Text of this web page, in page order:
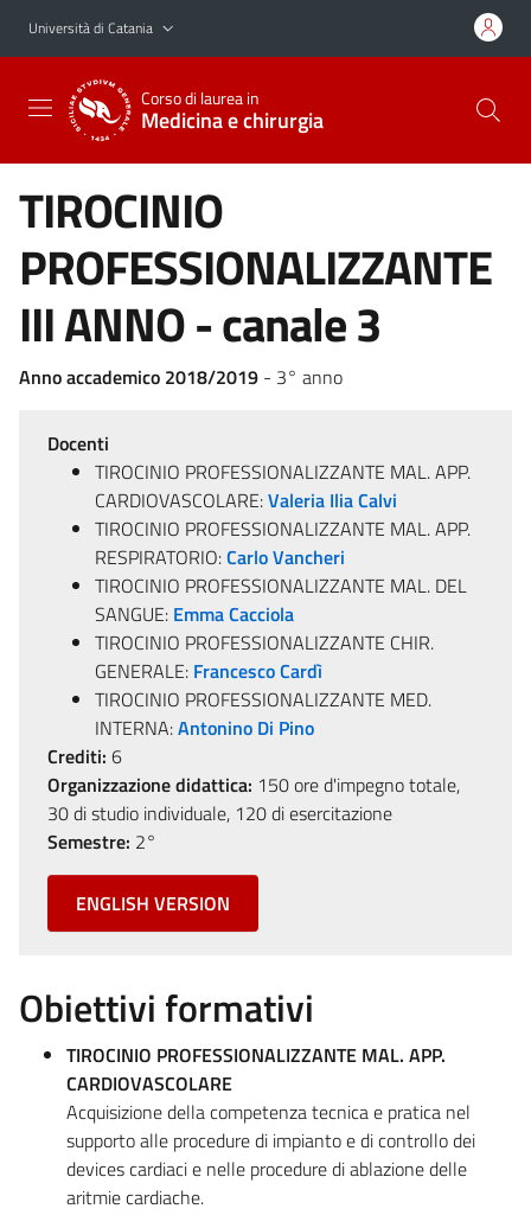
Vai al contenuto principale
Vai al menu di navigazione
Università di Catania
Corso di laurea in
Medicina e chirurgia
TIROCINIO
PROFESSIONALIZZANTE
III ANNO - canale 3
Anno accademico 2018/2019 - 3° anno
Docenti
TIROCINIO PROFESSIONALIZZANTE MAL. APP.
CARDIOVASCOLARE:Valeria Ilia Calvi
TIROCINIO PROFESSIONALIZZANTE MAL. APP.
RESPIRATORIO:Carlo Vancheri
TIROCINIO PROFESSIONALIZZANTE MAL. DEL
SANGUE: Emma Cacciola
TIROCINIO PROFESSIONALIZZANTE CHIR.
GENERALE: Francesco Cardì
TIROCINIO PROFESSIONALIZZANTE MED.
INTERNA:Antonino Di Pino
Crediti: 6
Organizzazione didattica: 150 ore d'impegno totale,
30 di studio individuale, 120 di esercitazione
Semestre: 2°
ENGLISH VERSION
Obiettivi formativi
TIROCINIO PROFESSIONALIZZANTE MAL. APP.
CARDIOVASCOLARE
Acquisizione della competenza tecnica e pratica nel
supporto alle procedure di impianto e di controllo dei
devices cardiaci e nelle procedure di ablazione delle
aritmie cardiache.